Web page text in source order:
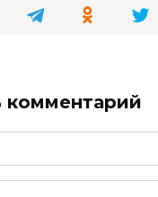
комментарий